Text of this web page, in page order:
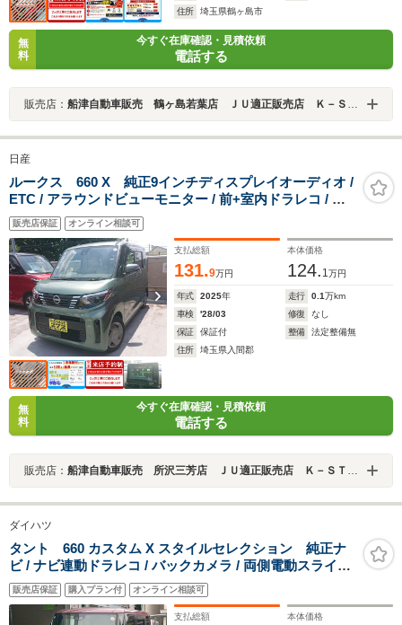
住所
埼玉県鶴ヶ島市
無
料
今すぐ在庫確認・見積依頼
電話する
販売店： 船津自動車販売 鶴ヶ島若葉店 ＪＵ適正販売店 Ｋ－ＳＴＡＧＥ２７２
日産
ルークス 660 X 純正9インチディスプレイオーディオ /
ETC / アラウンドビューモニター / 前+室内ドラレコ / 片
側ハンズフリーオートスライドドア / 衝突被害軽減ブレー
キ / 快適パック / LEDヘッドライト / タッチパネル式オー
トAC
販売店保証 オンライン相談可
支払総額
131.9万円
本体価格
124. 1万円
年式 2025年 走行 0.1万km
車検
'28/03 修復
なし
保証
保証付 整備
法定整備無
住所
埼玉県入間郡
無
料
今すぐ在庫確認・見積依頼
電話する
販売店： 船津自動車販売 所沢三芳店 ＪＵ適正販売店 Ｋ－ＳＴＡＧＥ２７２
ダイハツ
タント 660 カスタム X スタイルセレクション 純正ナ
ビ / ナビ連動ドラレコ / バックカメラ / 両側電動スライド
ドア / LEDヘッドライト / ミラクルオープンドア / シート
ヒーター / スマートキー / コーナーセンサー / 走行
23176km
販売店保証 購入プラン付 オンライン相談可
支払総額 本体価格